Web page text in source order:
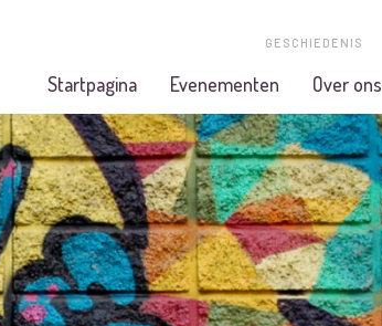
GESCHIEDENIS
Startpagina Evenementen Over ons